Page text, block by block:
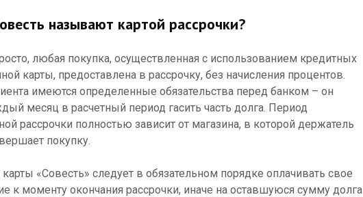
называют картой рассрочки?
любая покупка, осуществленная с использованием кредитных
карты, предоставлена в рассрочку, без начисления процентов.
имеются определенные обязательства перед банком – он
месяц в расчетный период гасить часть долга. Период
рассрочки полностью зависит от магазина, в которой держатель
покупку.
«Совесть» следует в обязательном порядке оплачивать свое
к моменту окончания рассрочки, иначе на оставшуюся сумму долга